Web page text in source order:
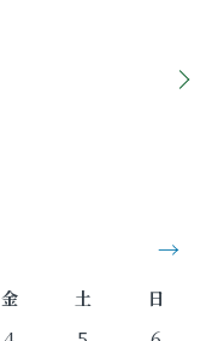
→
金 土 日